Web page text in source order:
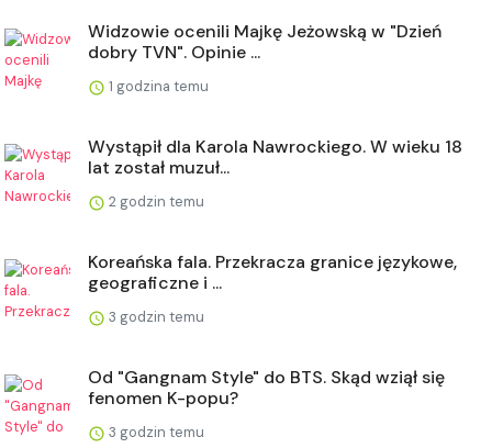
Widzowie ocenili Majkę Jeżowską w "Dzień
dobry TVN". Opinie ...
1 godzina temu
Wystąpił dla Karola Nawrockiego. W wieku 18
lat został muzuł...
2 godzin temu
Koreańska fala. Przekracza granice językowe,
geograficzne i ...
3 godzin temu
Od "Gangnam Style" do BTS. Skąd wziął się
fenomen K-popu?
3 godzin temu